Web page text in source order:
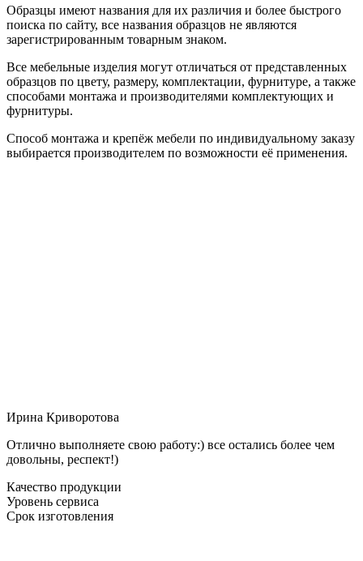
Образцы имеют названия для их различия и более быстрого
поиска по сайту, все названия образцов не являются
зарегистрированным товарным знаком.
Все мебельные изделия могут отличаться от представленных
образцов по цвету, размеру, комплектации, фурнитуре, а также
способами монтажа и производителями комплектующих и
фурнитуры.
Способ монтажа и крепёж мебели по индивидуальному заказу
выбирается производителем по возможности её применения.
Ирина Криворотова
Отлично выполняете свою работу:) все остались более чем
довольны, респект!)
Качество продукции
Уровень сервиса
Срок изготовления